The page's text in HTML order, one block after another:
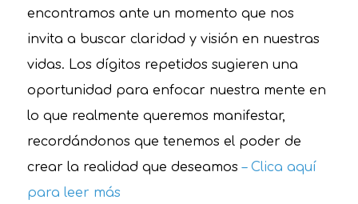
encontramos ante un momento que nos
invita a buscar claridad y visión en nuestras
vidas. Los dígitos repetidos sugieren una
oportunidad para enfocar nuestra mente en
lo que realmente queremos manifestar,
recordándonos que tenemos el poder de
crear la realidad que deseamos– Clica aquí
para leer más